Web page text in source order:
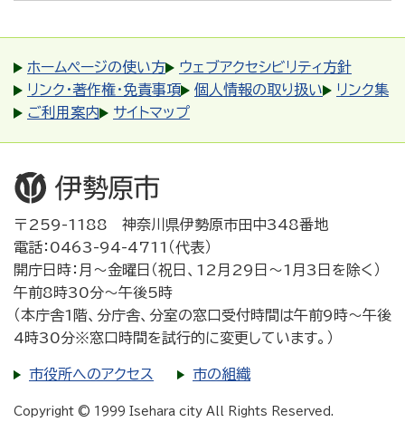
ホームページの使い方
ウェブアクセシビリティ方針
リンク・著作権・免責事項
個人情報の取り扱い
リンク集
ご利用案内
サイトマップ
〒259-1188 神奈川県伊勢原市田中348番地
電話：0463-94-4711（代表）
開庁日時：月～金曜日（祝日、12月29日～1月3日を除く）
午前8時30分～午後5時
（本庁舎1階、分庁舎、分室の窓口受付時間は午前9時～午後
4時30分※窓口時間を試行的に変更しています。）
市役所へのアクセス 市の組織
Copyright © 1999 Isehara city All Rights Reserved.